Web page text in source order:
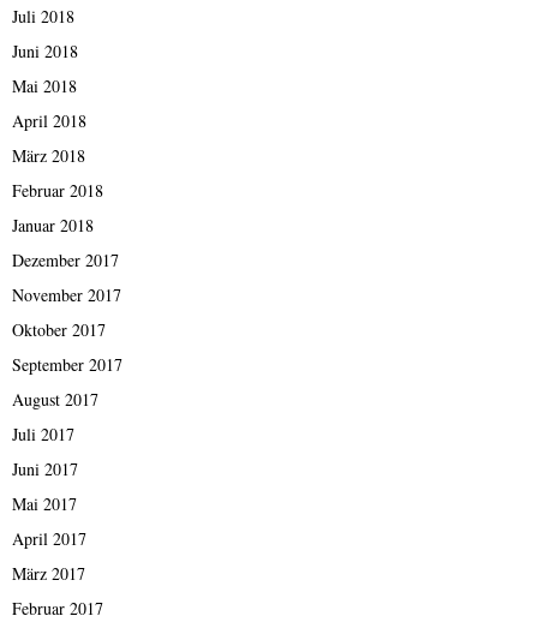
Juli 2018
Juni 2018
Mai 2018
April 2018
März 2018
Februar 2018
Januar 2018
Dezember 2017
November 2017
Oktober 2017
September 2017
August 2017
Juli 2017
Juni 2017
Mai 2017
April 2017
März 2017
Februar 2017